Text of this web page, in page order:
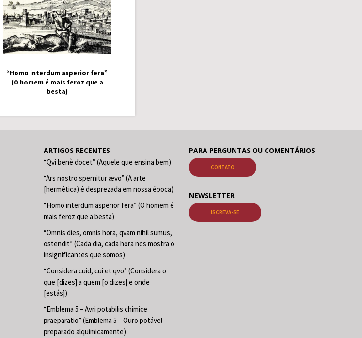
“Homo interdum asperior fera”
(O homem é mais feroz que a
besta)
ARTIGOS RECENTES
“Qvi benè docet” (Aquele que ensina bem)
“Ars nostro spernitur ævo” (A arte
[hermética) é desprezada em nossa época)
“Homo interdum asperior fera” (O homem é
mais feroz que a besta)
“Omnis dies, omnis hora, qvam nihil sumus,
ostendit” (Cada dia, cada hora nos mostra o
insignificantes que somos)
“Considera cuid, cui et qvo” (Considera o
que [dizes] a quem [o dizes] e onde
[estás])
“Emblema 5 – Avri potabilis chimice
praeparatio” (Emblema 5 – Ouro potável
preparado alquimicamente)
PARA PERGUNTAS OU COMENTÁRIOS
CONTATO
NEWSLETTER
ISCREVA-SE